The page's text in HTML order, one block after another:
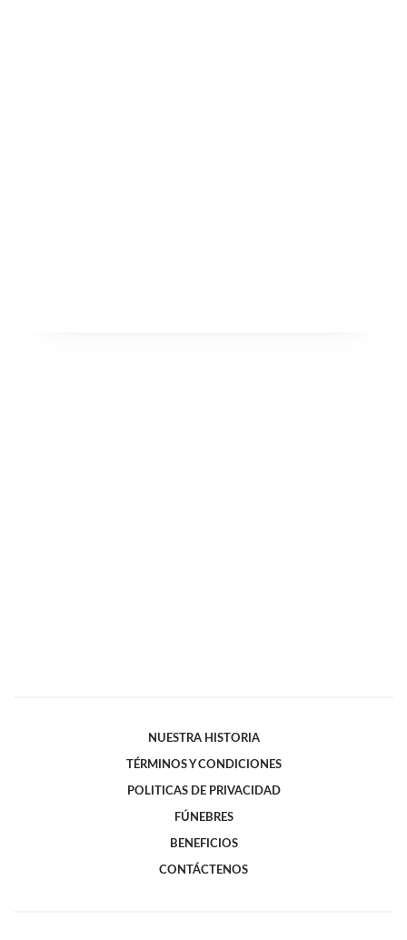
NUESTRA HISTORIA
TÉRMINOS Y CONDICIONES
POLITICAS DE PRIVACIDAD
FÚNEBRES
BENEFICIOS
CONTÁCTENOS